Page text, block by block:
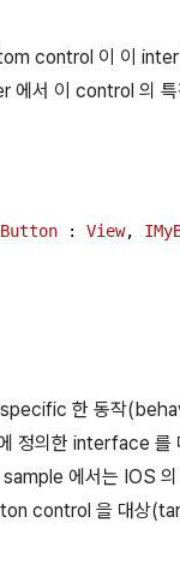
control 이 이
에서 이 control 의
: View,
한 동작
정의한 interface 를
sample 에서는 IOS
control 을 대상